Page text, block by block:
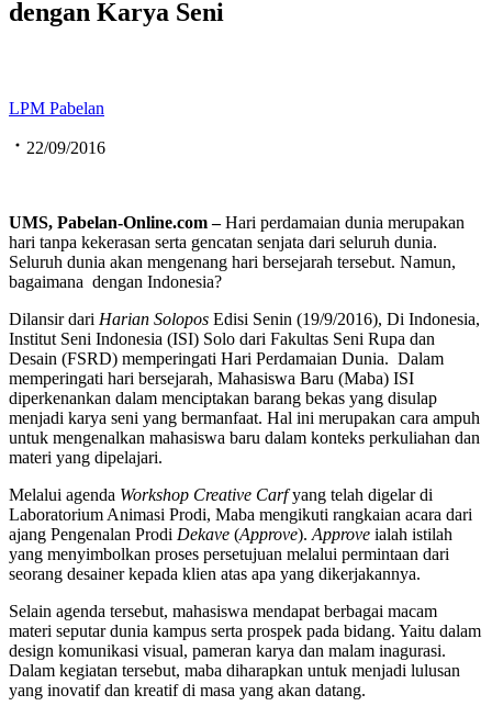
dengan Karya Seni
LPM Pabelan
22/09/2016
UMS, Pabelan-Online.com –Hari perdamaian dunia merupakan
hari tanpa kekerasan serta gencatan senjata dari seluruh dunia.
Seluruh dunia akan mengenang hari bersejarah tersebut. Namun,
bagaimana dengan Indonesia?
Dilansir dari Harian Solopos Edisi Senin (19/9/2016), Di Indonesia,
Institut Seni Indonesia (ISI) Solo dari Fakultas Seni Rupa dan
Desain (FSRD) memperingati Hari Perdamaian Dunia. Dalam
memperingati hari bersejarah, Mahasiswa Baru (Maba) ISI
diperkenankan dalam menciptakan barang bekas yang disulap
menjadi karya seni yang bermanfaat. Hal ini merupakan cara ampuh
untuk mengenalkan mahasiswa baru dalam konteks perkuliahan dan
materi yang dipelajari.
Melalui agenda Workshop Creative Carfyang telah digelar di
Laboratorium Animasi Prodi, Maba mengikuti rangkaian acara dari
ajang Pengenalan Prodi Dekave (Approve). Approve ialah istilah
yang menyimbolkan proses persetujuan melalui permintaan dari
seorang desainer kepada klien atas apa yang dikerjakannya.
Selain agenda tersebut, mahasiswa mendapat berbagai macam
materi seputar dunia kampus serta prospek pada bidang. Yaitu dalam
design komunikasi visual, pameran karya dan malam inagurasi.
Dalam kegiatan tersebut, maba diharapkan untuk menjadi lulusan
yang inovatif dan kreatif di masa yang akan datang.